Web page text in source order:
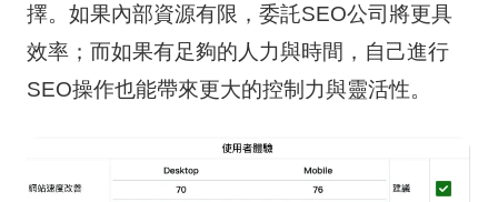
擇。如果內部資源有限，委託SEO公司將更具
效率；而如果有足夠的人力與時間，自己進行
SEO操作也能帶來更大的控制力與靈活性。